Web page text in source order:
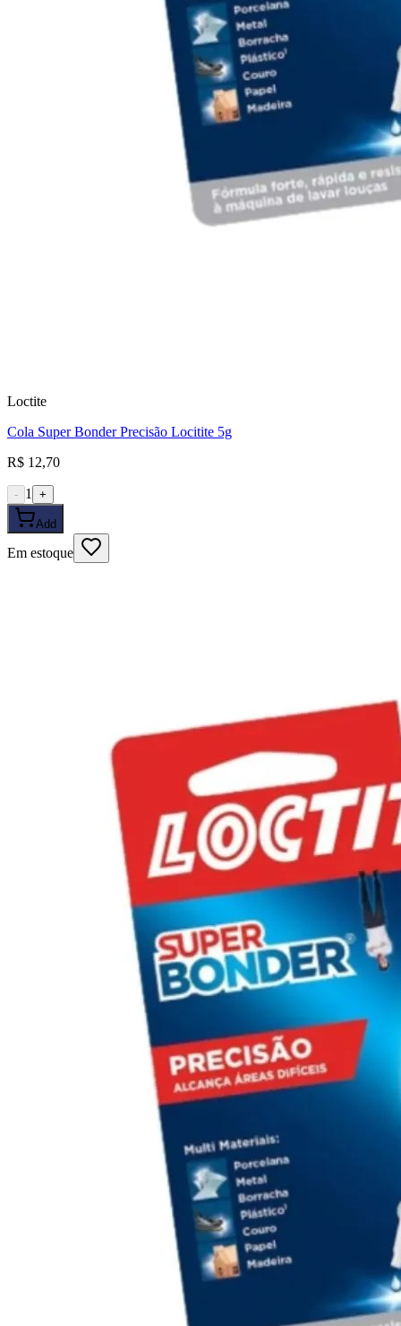
Loctite
Cola Super Bonder Precisão Locitite 5g
R$ 12,70
- 1 +
Add
Em estoque